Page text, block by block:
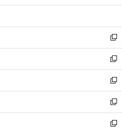
開
ウ
開
く
ン
ウ
で
開
く
ウ
ン
ド
ウ
で
開
く
新
し
い
ウ
ィ
ン
ド
ウ
で
新
し
い
ウ
ィ
ン
ド
新
し
い
ウ
ィ
新
し
い
新